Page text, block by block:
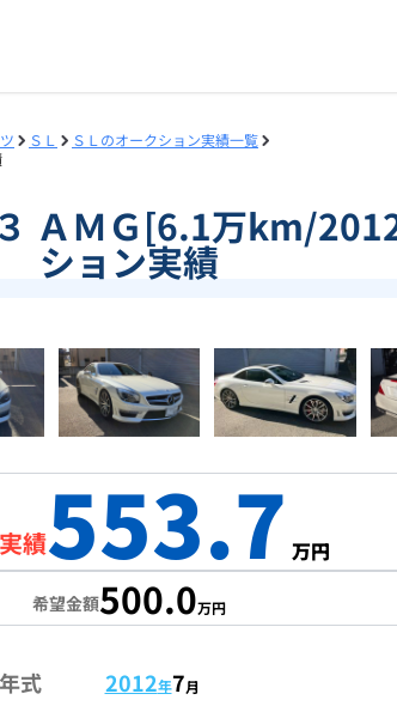
ＳＬ
ＳＬのオークション実績一覧
ＡＭＧ[6.1万km/
ション実績
績553.7 万円
希望金額500.0万円
年式 2012年7月